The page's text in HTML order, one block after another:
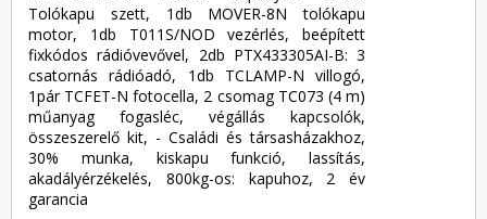
Tolókapu szett, 1db MOVER-8N tolókapu
motor, 1db T011S/NOD vezérlés, beépített
fixkódos rádióvevővel, 2db PTX433305AI-B: 3
csatornás rádióadó, 1db TCLAMP-N villogó,
1pár TCFET-N fotocella, 2 csomag TC073 (4 m)
műanyag fogasléc, végállás kapcsolók,
összeszerelő kit, - Családi és társasházakhoz,
30% munka, kiskapu funkció, lassítás,
akadályérzékelés, 800kg-os: kapuhoz, 2 év
garancia